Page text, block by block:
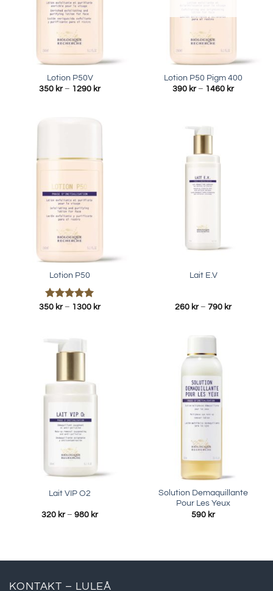
Lotion P50V
350 kr – 1290 krPrisintervall:
Lotion P50 Pigm 400
390 kr – 1460 kr
Lotion P50
Betygsatt
350 kr – 1300 krPrisintervall:
Lait E.V
260 kr – 790 kr
Lait VIP O2
320 kr – 980 krPrisintervall:
Solution Demaquillante
Pour Les Yeux
590 kr
KONTAKT – LULEÅ